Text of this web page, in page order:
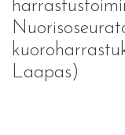
Laapas)